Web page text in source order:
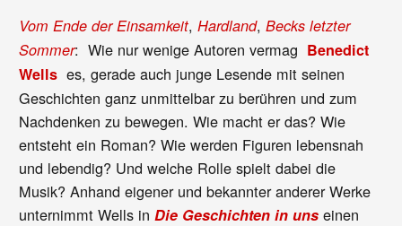
Vom Ende der Einsamkeit,Hardland,Becks letzter
Sommer: Wie nur wenige Autoren vermag Benedict
Wells es, gerade auch junge Lesende mit seinen
Geschichten ganz unmittelbar zu berühren und zum
Nachdenken zu bewegen. Wie macht er das? Wie
entsteht ein Roman? Wie werden Figuren lebensnah
und lebendig? Und welche Rolle spielt dabei die
Musik? Anhand eigener und bekannter anderer Werke
unternimmt Wells in Die Geschichten in uns einen